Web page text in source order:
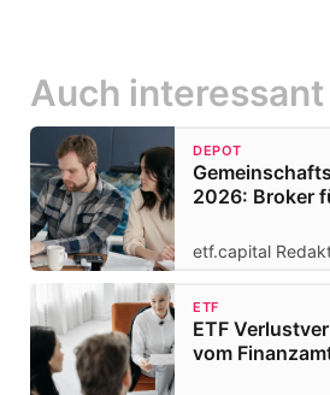
Auch interessant
DEPOT
2026: Broker
etf.capital
ETF
ETF
vom